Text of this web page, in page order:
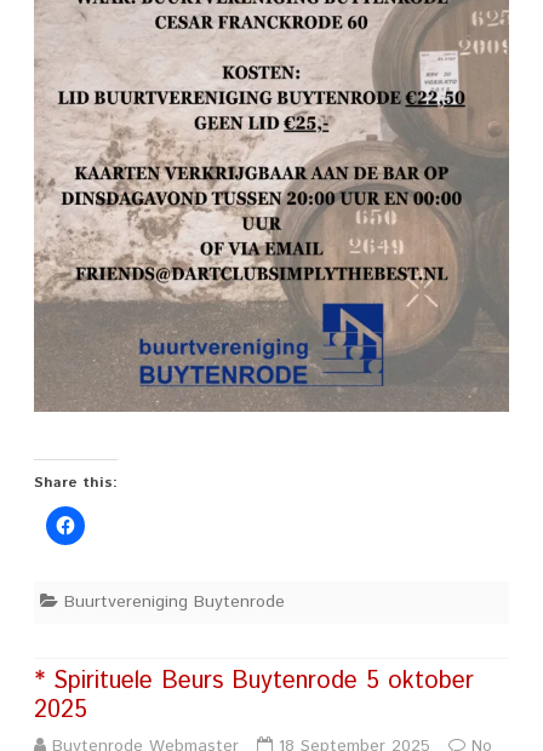
Share this:
Buurtvereniging Buytenrode
* Spirituele Beurs Buytenrode 5 oktober
2025
Buytenrode Webmaster 18 September 2025 No